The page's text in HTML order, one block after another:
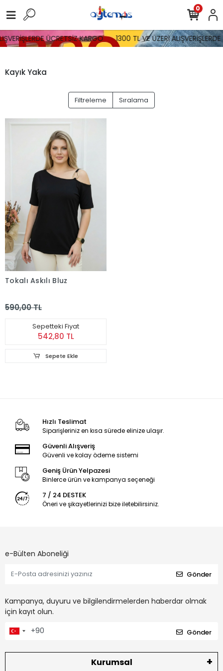
ÜCRETSİZ KARGO 1300 TL VE ÜZERİ
0
Kayık Yaka
Filtreleme Sıralama
Tokalı Askılı Bluz
590,00 TL
Sepetteki Fiyat
542,80 TL
Sepete Ekle
Hızlı Teslimat
Siparişleriniz en kısa sürede elinize ulaşır.
Güvenli Alışveriş
Güvenli ve kolay ödeme sistemi
Geniş Ürün Yelpazesi
Binlerce ürün ve kampanya seçeneği
7 / 24 DESTEK
Öneri ve şikayetlerinizi bize iletebilirsiniz.
e-Bülten Aboneliği
Gönder
Kampanya, duyuru ve bilgilendirmelerden haberdar olmak
için kayıt olun.
Gönder
Kurumsal